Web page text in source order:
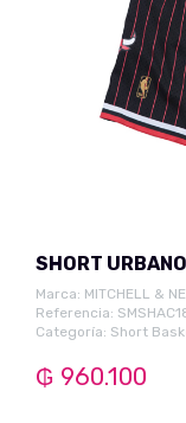
SHORT
Marca: MITCHELL &
Referencia:
Categoría: Short
₲ 960.100